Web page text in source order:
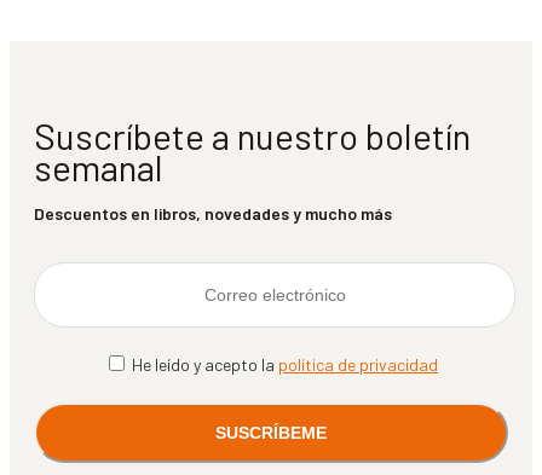
Suscríbete a nuestro boletín
semanal
Descuentos en libros, novedades y mucho más
He leído y acepto la política de privacidad